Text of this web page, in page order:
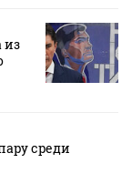
из
среди